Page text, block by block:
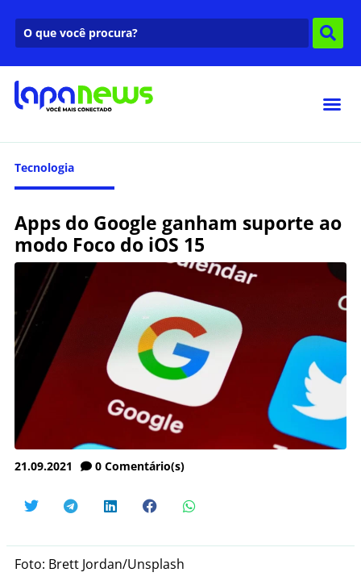
Tecnologia
Apps do Google ganham suporte ao
modo Foco do iOS 15
21.09.2021 0 Comentário(s)
Foto: Brett Jordan/Unsplash